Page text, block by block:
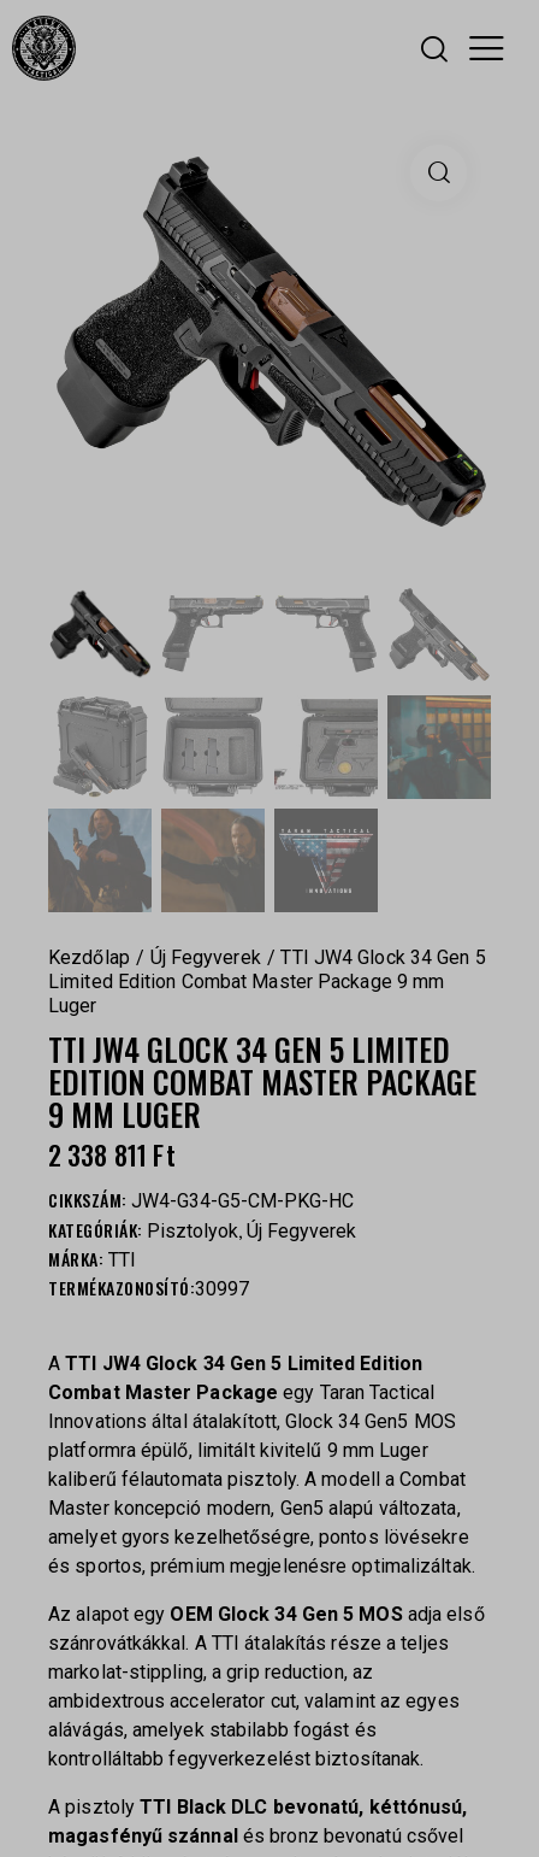
Kezdőlap Új Fegyverek
TTI JW4 Glock 34 Gen 5
Limited Edition Combat Master Package 9 mm
Luger
TTI JW4 GLOCK 34 GEN 5 LIMITED
EDITION COMBAT MASTER PACKAGE
9 MM LUGER
2 338 811 Ft
CIKKSZÁM: JW4-G34-G5-CM-PKG-HC
KATEGÓRIÁK: Pisztolyok, Új Fegyverek
MÁRKA: TTI
TERMÉKAZONOSÍTÓ:30997
ATTI JW4 Glock 34 Gen 5 Limited Edition
Combat Master Package egy Taran Tactical
Innovations által átalakított, Glock 34 Gen5 MOS
platformra épülő, limitált kivitelű 9 mm Luger
kaliberű félautomata pisztoly. A modell a Combat
Master koncepció modern, Gen5 alapú változata,
amelyet gyors kezelhetőségre, pontos lövésekre
és sportos, prémium megjelenésre optimalizáltak.
Az alapot egy OEM Glock 34 Gen 5 MOSadja első
szánrovátkákkal. A TTI átalakítás része a teljes
markolat-stippling, a grip reduction, az
ambidextrous accelerator cut, valamint az egyes
alávágás, amelyek stabilabb fogást és
kontrolláltabb fegyverkezelést biztosítanak.
A pisztolyTTI Black DLC bevonatú, kéttónusú,
magasfényű szánnalés bronz bevonatú csővel